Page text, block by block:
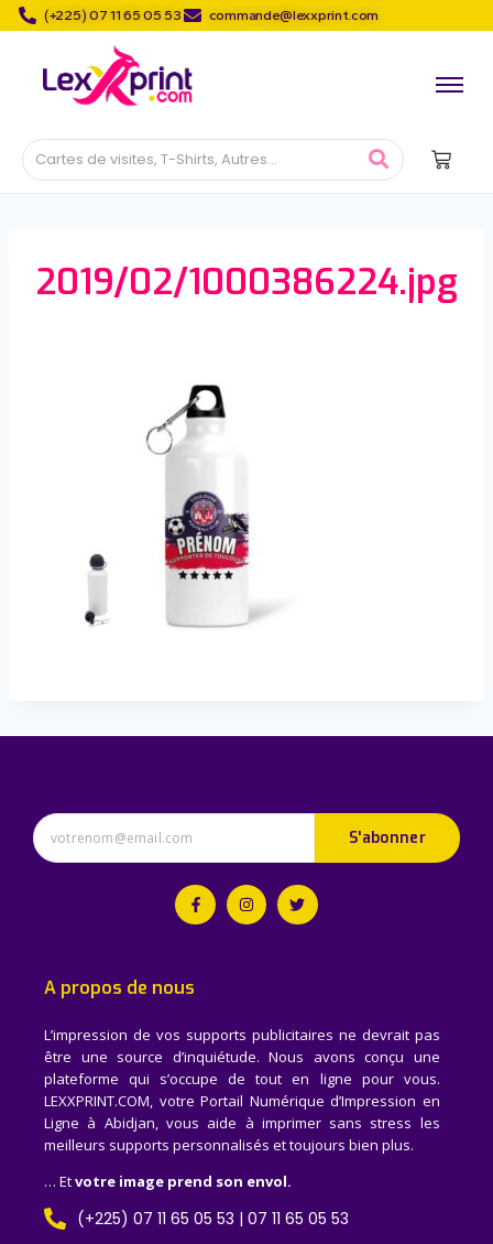
(+225) 07 11 65 05 53 commande@lexxprint.com
2019/02/1000386224.jpg
S'abonner
A propos de nous
L’impression de vos supports publicitaires ne devrait pas
être une source d’inquiétude. Nous avons conçu une
plateforme qui s’occupe de tout en ligne pour vous.
LEXXPRINT.COM, votre Portail Numérique d’Impression en
Ligne à Abidjan, vous aide à imprimer sans stress les
meilleurs supports personnalisés et toujours bien plus.
… Etvotre image prend son envol.
(+225) 07 11 65 05 53 | 07 11 65 05 53